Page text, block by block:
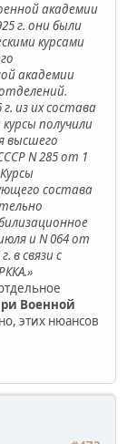
академии
г. они были
курсами
академии
из их состава
получили
высшего
N 285 от 1
состава
и N 064 от
в связи с
Военной
этих нюансов